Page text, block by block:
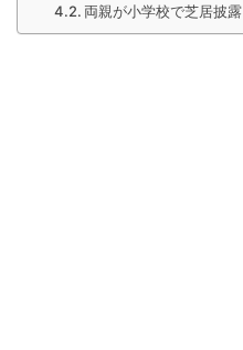
両親が小学校で芝居披露